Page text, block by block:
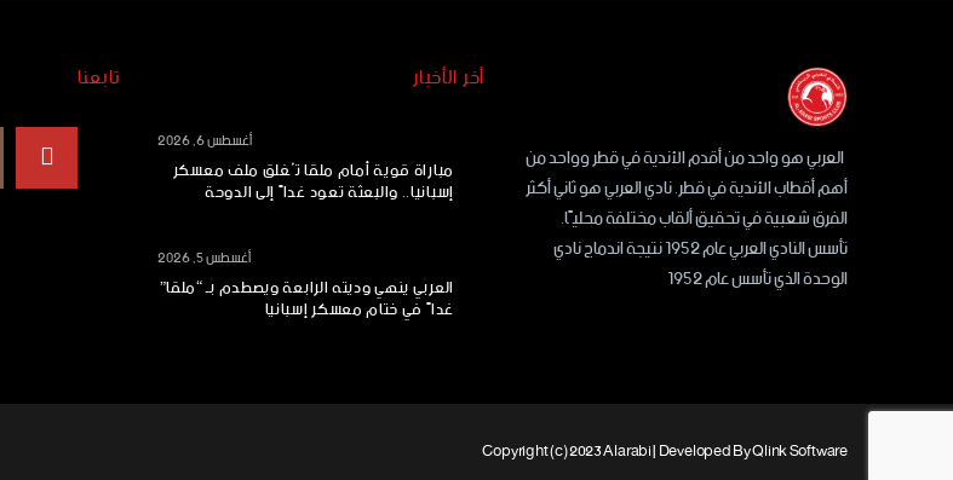
تابعنا أخر الأخبار
مباراة قوية أمام ملقا تُغلق ملف معسكر
إسبانيا.. والبعثة تعود غداً إلى الدوحة
أغسطس 6, 2026
العربي ينهي وديته الرابعة ويصطدم بـ “ملقا”
غداً في ختام معسكر إسبانيا
أغسطس 5, 2026
العربي هو واحد من أقدم الأندية في قطر وواحد من
أهم أقطاب الأندية في قطر. نادي العربي هو ثاني أكثر
الفرق شعبية في تحقيق ألقاب مختلفة محليًا.
تأسس النادي العربي عام 1952 نتيجة اندماج نادي
الوحدة الذي تأسس عام 1952
Copyright (c) 2023 Alarabi | Developed ByQlink Software